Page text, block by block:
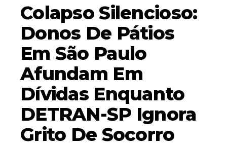
Colapso Silencioso:
Donos De Pátios
Em São Paulo
Afundam Em
Dívidas Enquanto
DETRAN-SP Ignora
Grito De Socorro